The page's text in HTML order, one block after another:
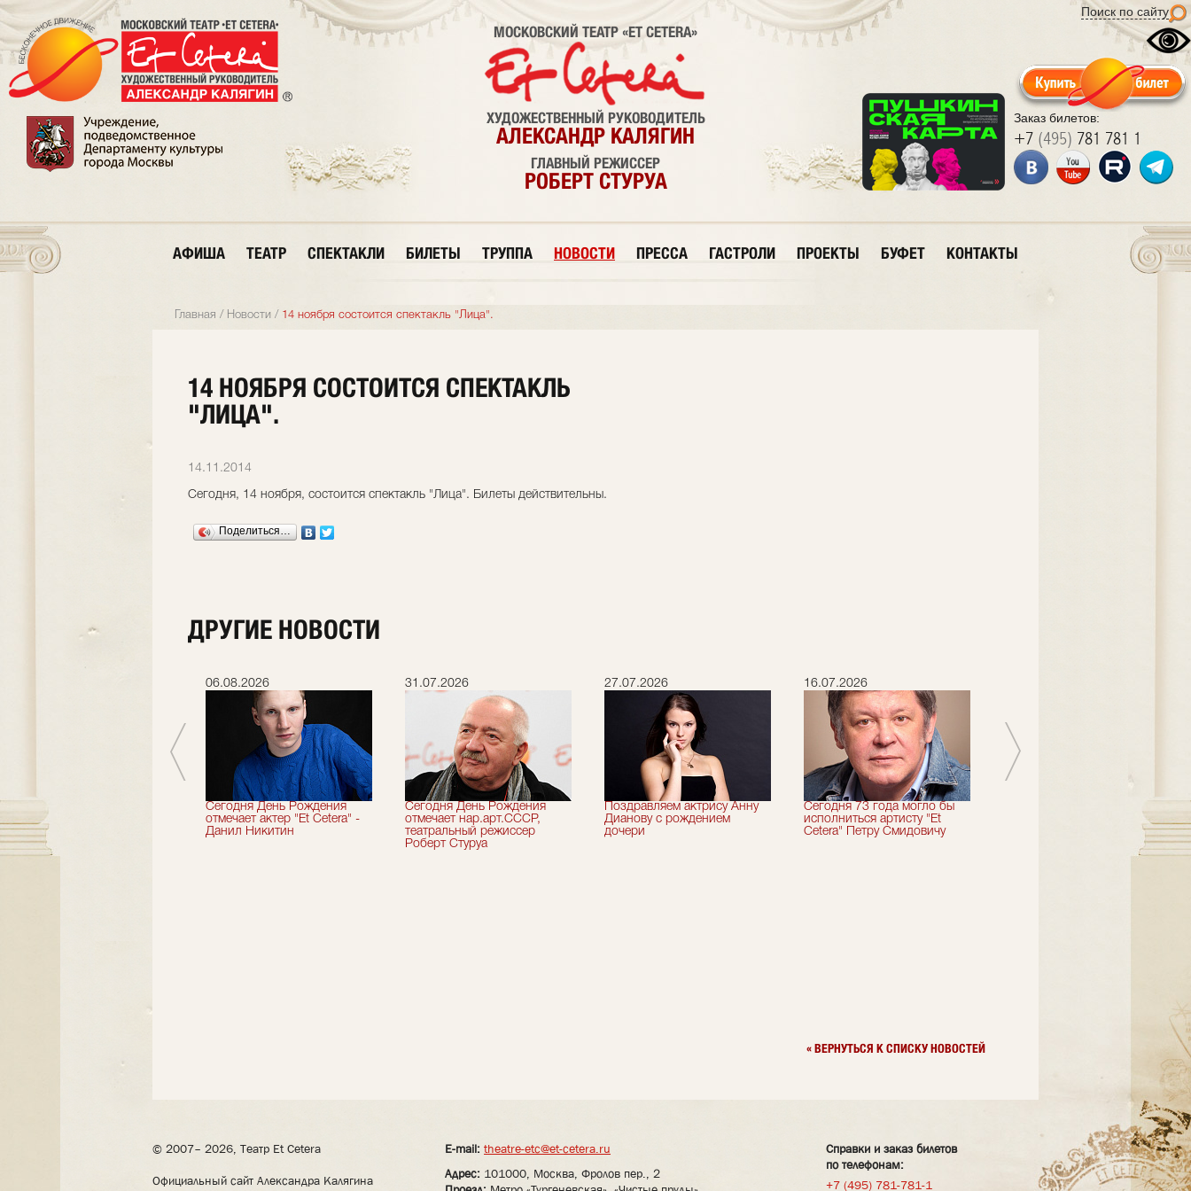
Поиск по сайту
Заказ билетов:
+7 (495) 781 781 1
МОСКОВСКИЙ ТЕАТР «ET CETERA»
ХУДОЖЕСТВЕННЫЙ РУКОВОДИТЕЛЬ
АЛЕКСАНДР КАЛЯГИН
ГЛАВНЫЙ РЕЖИССЕР
РОБЕРТ СТУРУА
АФИША ТЕАТР СПЕКТАКЛИ БИЛЕТЫ ТРУППА НОВОСТИ ПРЕССА ГАСТРОЛИ ПРОЕКТЫ БУФЕТ КОНТАКТЫ
Главная / Новости / 14 ноября состоится спектакль "Лица".
14 НОЯБРЯ СОСТОИТСЯ СПЕКТАКЛЬ
"ЛИЦА".
14.11.2014
Сегодня, 14 ноября, состоится спектакль "Лица". Билеты действительны.
Поделиться…
ДРУГИЕ НОВОСТИ
театральный сезон!
06.08.2026
Сегодня День Рождения
отмечает актер "Et Cetera" -
Данил Никитин
31.07.2026
Сегодня День Рождения
отмечает нар.арт.СССР,
театральный режиссер
Роберт Стуруа
27.07.2026
Поздравляем актрису Анну
Дианову с рождением
дочери
16.07.2026
Сегодня 73 года могло бы
исполниться артисту "Et
Cetera" Петру Смидовичу
отмечает актер "Et Cetera" -
« ВЕРНУТЬСЯ К СПИСКУ НОВОСТЕЙ
© 2007– 2026, Театр Et Cetera
Официальный сайт Александра Калягина
E-mail: theatre-etc@et-cetera.ru
Адрес: 101000, Москва, Фролов пер., 2
Справки и заказ билетов
по телефонам:
+7 (495) 781-781-1